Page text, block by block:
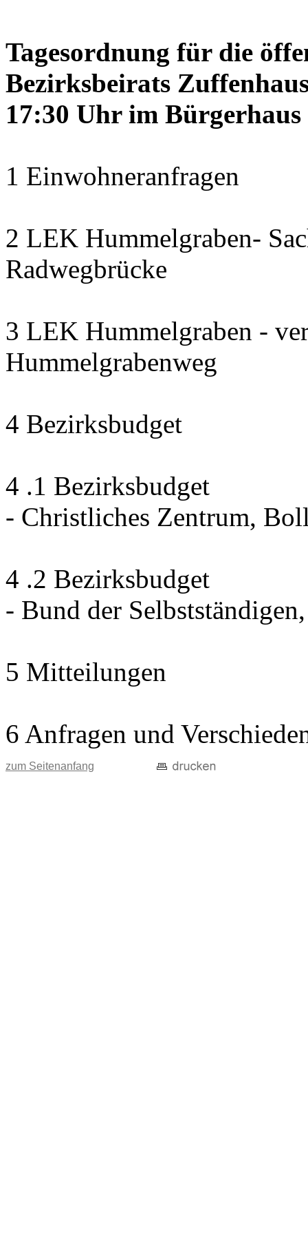
Tagesordnung für die
Bezirksbeirats
17:30 Uhr im
1 Einwohneranfragen
2 LEK Hummelgraben-
Radwegbrücke
3 LEK Hummelgraben -
Hummelgrabenweg
4 Bezirksbudget
4 .1 Bezirksbudget
- Christliches Zentrum,
4 .2 Bezirksbudget
- Bund der
5 Mitteilungen
6 Anfragen und
zum Seitenanfang